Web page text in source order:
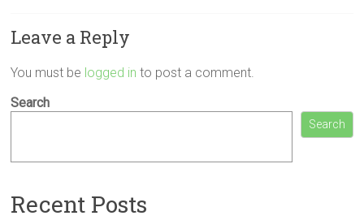
Leave a Reply
You must be logged in to post a comment.
Search
Search
Recent Posts